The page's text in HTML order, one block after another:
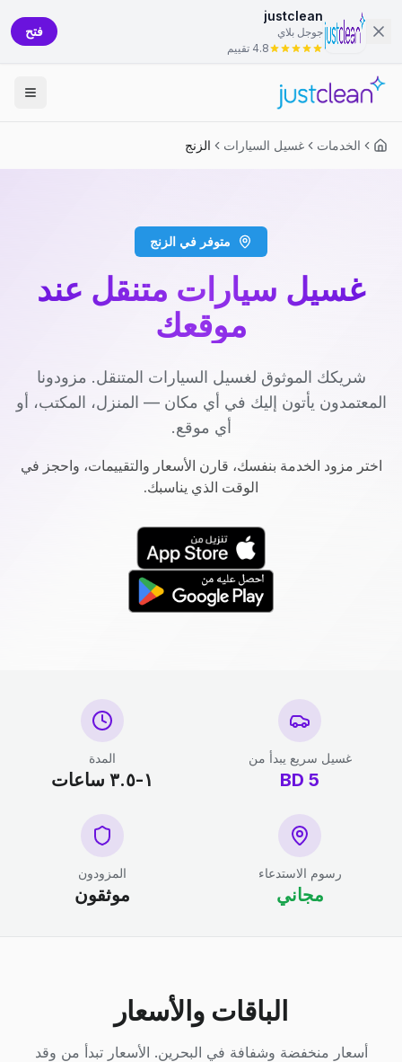
justclean
جوجل بلاي
4.8 تقييم
فتح
الخدمات غسيل السيارات الزنج
متوفر في الزنج
غسيل سيارات متنقل عند
موقعك
شريكك الموثوق لغسيل السيارات المتنقل. مزودونا
المعتمدون يأتون إليك في أي مكان — المنزل، المكتب، أو
أي موقع.
اختر مزود الخدمة بنفسك، قارن الأسعار والتقييمات، واحجز في
الوقت الذي يناسبك.
غسيل سريع يبدأ من
5
BD
المدة
١-٣.٥ ساعات
رسوم الاستدعاء
مجاني
المزودون
موثقون
الباقات والأسعار
أسعار منخفضة وشفافة في البحرين. الأسعار تبدأ من وقد